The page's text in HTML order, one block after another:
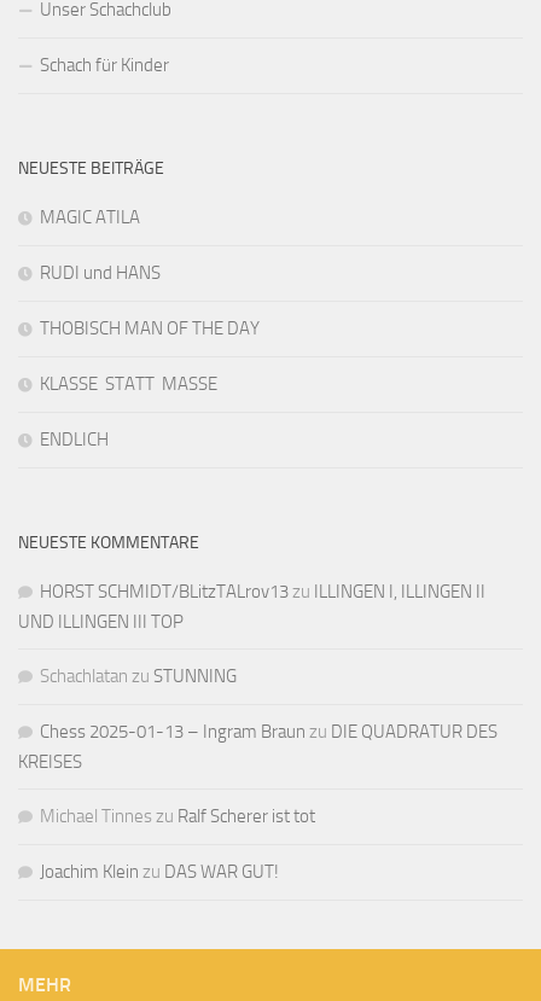
Unser Schachclub
Schach für Kinder
NEUESTE BEITRÄGE
MAGIC ATILA
RUDI und HANS
THOBISCH MAN OF THE DAY
KLASSE STATT MASSE
ENDLICH
NEUESTE KOMMENTARE
HORST SCHMIDT/BLitzTALrov13zu ILLINGEN I, ILLINGEN II
UND ILLINGEN III TOP
Schachlatan zu STUNNING
Chess 2025-01-13 – Ingram Braun zu DIE QUADRATUR DES
KREISES
Michael Tinnes zu Ralf Scherer ist tot
Joachim Klein zu DAS WAR GUT!
MEHR